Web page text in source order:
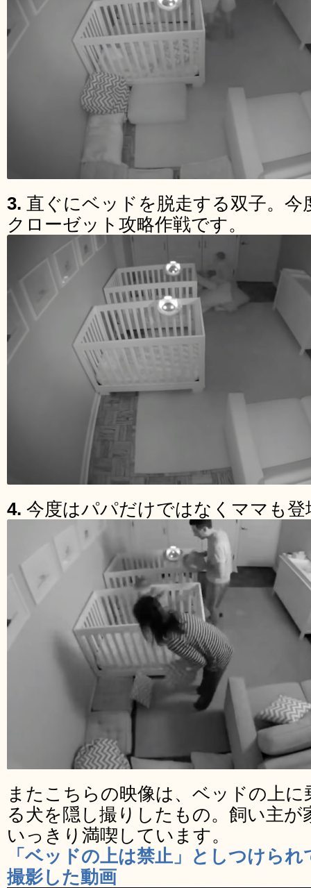
3. 直ぐにベッドを脱走する双子。
クローゼット攻略作戦です。
4. 今度はパパだけではなくママも
またこちらの映像は、ベッドの上
る犬を隠し撮りしたもの。飼い主
いっきり満喫しています。
「ベッドの上は禁止」としつけら
撮影した動画